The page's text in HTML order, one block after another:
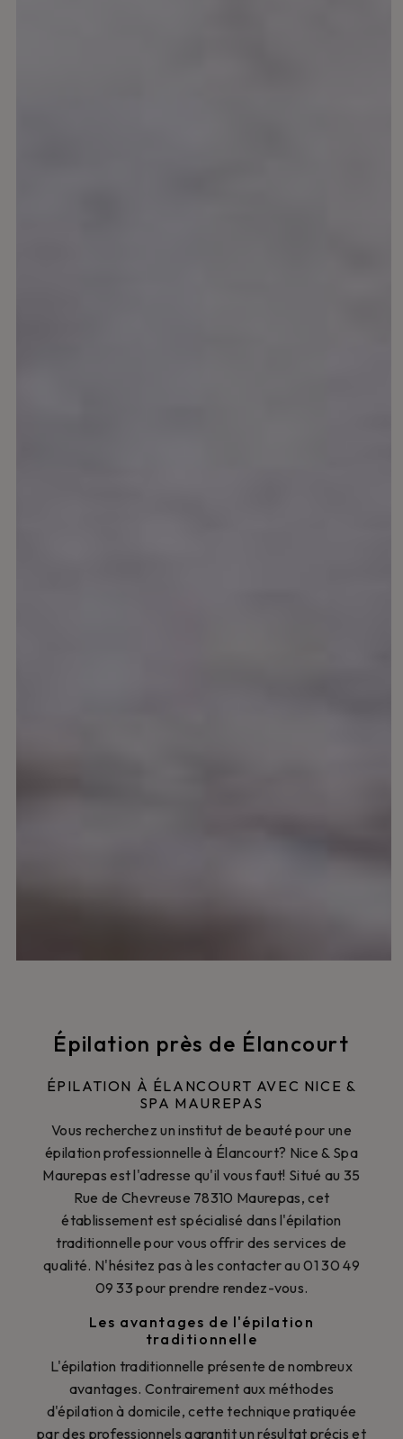
Épilation près de Élancourt
ÉPILATION À ÉLANCOURT AVEC NICE &
SPA MAUREPAS
Vous recherchez un institut de beauté pour une
épilation professionnelle à Élancourt? Nice & Spa
Maurepas est l'adresse qu'il vous faut! Situé au 35
Rue de Chevreuse 78310 Maurepas, cet
établissement est spécialisé dans l'épilation
traditionnelle pour vous offrir des services de
qualité. N'hésitez pas à les contacter au 01 30 49
09 33 pour prendre rendez-vous.
Les avantages de l'épilation
traditionnelle
L'épilation traditionnelle présente de nombreux
avantages. Contrairement aux méthodes
d'épilation à domicile, cette technique pratiquée
par des professionnels garantit un résultat précis et